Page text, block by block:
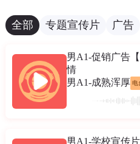
全部 专题宣传片 广告
男A1-促销广告
情
男A1-成熟浑厚 电
男A1-学校宣传